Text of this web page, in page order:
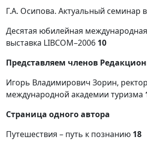
Г.А. Осипова. Актуальный семинар
Десятая юбилейная
выставка LIBCOM–2006 10
Представляем членов
Игорь Владимирович Зорин,
международной академии туризма
Страница одного автора
Путешествия – путь к познанию 18